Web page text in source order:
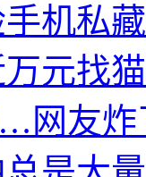
机私
元找
网友炸